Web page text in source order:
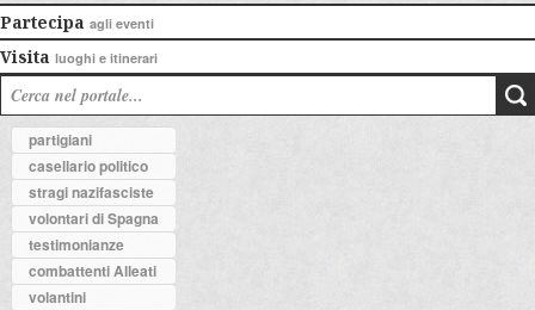
Partecipa agli eventi
Visita luoghi e itinerari
partigiani
casellario politico
stragi nazifasciste
volontari di Spagna
testimonianze
combattenti Alleati
volantini